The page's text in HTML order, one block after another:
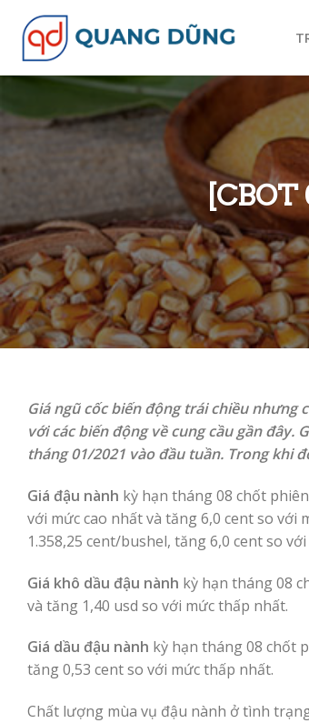
content
[CBOT
Giá ngũ cốc biến động trái chiều
với các biến động về cung cầu gần
tháng 01/2021 vào đầu tuần. Trong khi
Giá đậu nành kỳ hạn tháng 08 chốt
với mức cao nhất và tăng 6,0 cent so với
1.358,25 cent/bushel, tăng 6,0 cent so
Giá khô dầu đậu nành kỳ hạn tháng 08
và tăng 1,40 usd so với mức thấp nhất.
Giá dầu đậu nành kỳ hạn tháng 08 chốt
tăng 0,53 cent so với mức thấp nhất.
Chất lượng mùa vụ đậu nành ở tình